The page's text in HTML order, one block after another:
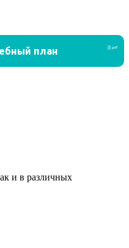
и в различных